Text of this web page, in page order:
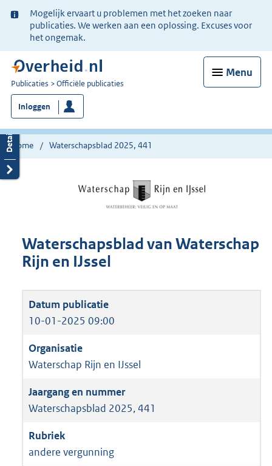
Ter
informatie:
Mogelijk ervaart u problemen met het zoeken naar
publicaties. We werken aan een oplossing. Excuses voor
het ongemak.
Menu
U
bent
nu
hier:
Publicaties Officiële publicaties
Inloggen
Home Waterschapsblad 2025, 441
Waterschapsblad van Waterschap
Rijn en IJssel
10-01-2025 09:00
Waterschap Rijn en IJssel
Waterschapsblad 2025, 441
andere vergunning